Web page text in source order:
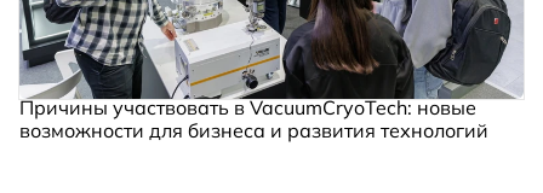
Причины участвовать в VacuumCryoTech: новые
возможности для бизнеса и развития технологий